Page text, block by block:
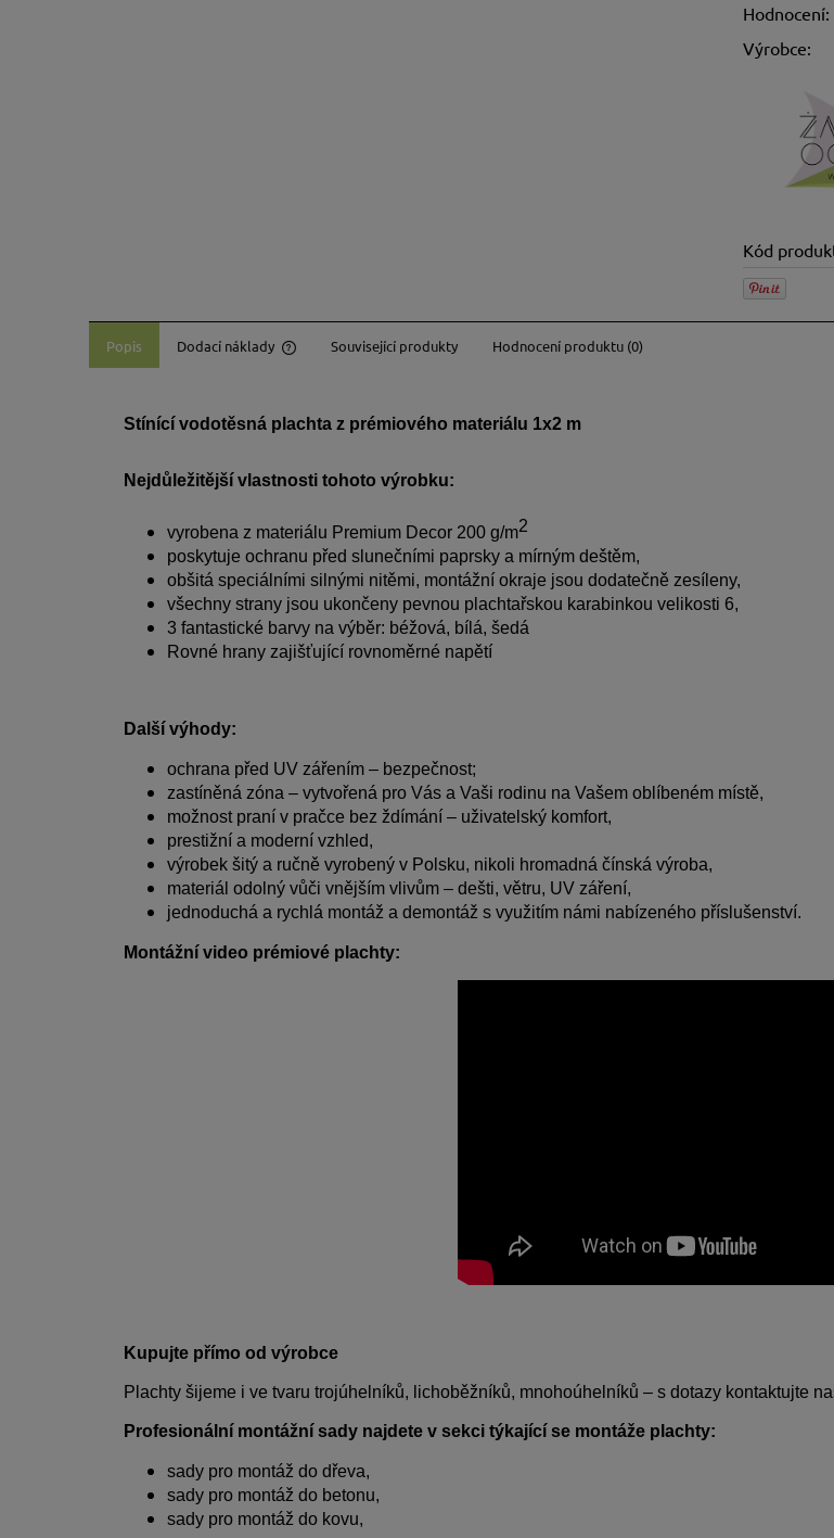
Hodnocení:
Výrobce:
Kód
Popis Dodací náklady
platbu
Související produkty Hodnocení produktu (0)
Stínící vodotěsná plachta z prémiového materiálu 1x2 m
Nejdůležitější vlastnosti tohoto výrobku:
vyrobena z materiálu Premium Decor 200 g/m2
poskytuje ochranu před slunečními paprsky a mírným deštěm,
obšitá speciálními silnými nitěmi, montážní okraje jsou dodatečně zesíleny,
všechny strany jsou ukončeny pevnou plachtařskou karabinkou velikosti 6,
3 fantastické barvy na výběr: béžová, bílá, šedá
Rovné hrany zajišťující rovnoměrné napětí
Další výhody:
ochrana před UV zářením – bezpečnost;
zastíněná zóna – vytvořená pro Vás a Vaši rodinu na Vašem oblíbeném místě,
možnost praní v pračce bez ždímání – uživatelský komfort,
prestižní a moderní vzhled,
výrobek šitý a ručně vyrobený v Polsku, nikoli hromadná čínská výroba,
materiál odolný vůči vnějším vlivům – dešti, větru, UV záření,
jednoduchá a rychlá montáž a demontáž s využitím námi nabízeného příslušenství.
Montážní video prémiové plachty:
Kupujte přímo od výrobce
Plachty šijeme i ve tvaru trojúhelníků, lichoběžníků, mnohoúhelníků – s dotazy kontaktujte
Profesionální montážní sady najdete v sekci týkající se montáže plachty:
sady pro montáž do dřeva,
sady pro montáž do betonu,
sady pro montáž do kovu,